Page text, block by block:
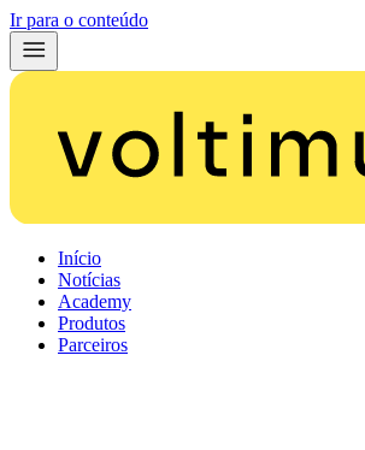
Ir para o conteúdo
Início
Notícias
Academy
Produtos
Parceiros